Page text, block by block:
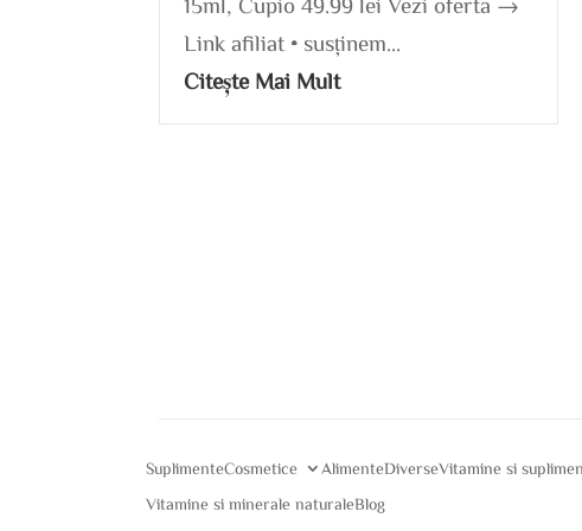
Link afiliat • susținem...
Citește Mai Mult
SuplimenteCosmetice AlimenteDiverseVitamine si
Vitamine si minerale naturaleBlog